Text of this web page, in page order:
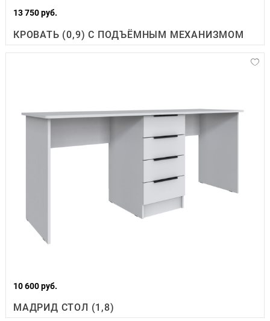
13 750 руб.
КРОВАТЬ (0,9) С ПОДЪЁМНЫМ МЕХАНИЗМОМ
10 600 руб.
МАДРИД СТОЛ (1,8)